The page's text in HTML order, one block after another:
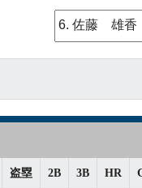
盗塁 2B 3B HR